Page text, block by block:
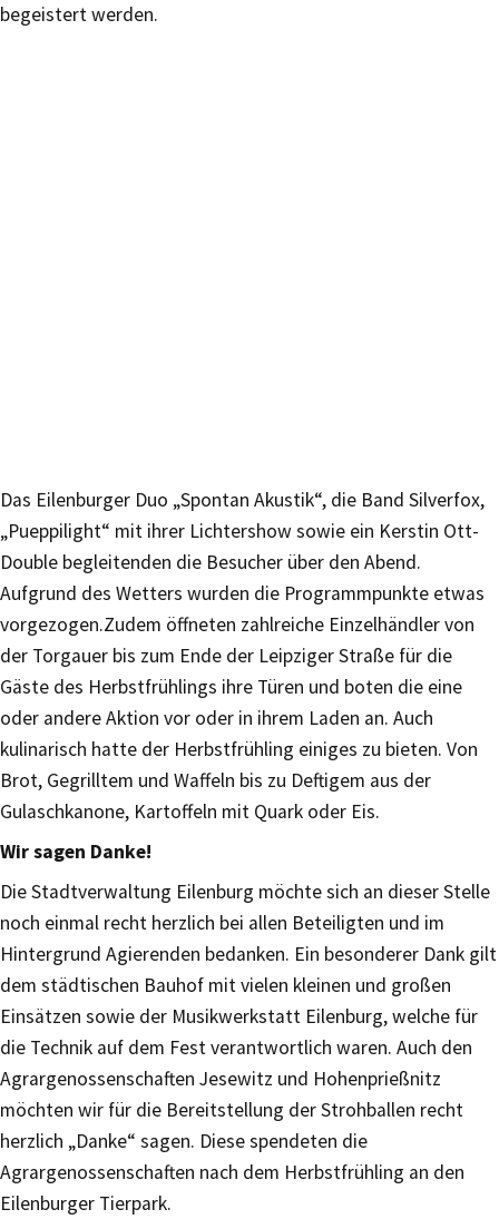
begeistert werden.
Das Eilenburger Duo „Spontan Akustik“, die Band Silverfox,
„Pueppilight“ mit ihrer Lichtershow sowie ein Kerstin Ott-
Double begleitenden die Besucher über den Abend.
Aufgrund des Wetters wurden die Programmpunkte etwas
vorgezogen.Zudem öffneten zahlreiche Einzelhändler von
der Torgauer bis zum Ende der Leipziger Straße für die
Gäste des Herbstfrühlings ihre Türen und boten die eine
oder andere Aktion vor oder in ihrem Laden an. Auch
kulinarisch hatte der Herbstfrühling einiges zu bieten. Von
Brot, Gegrilltem und Waffeln bis zu Deftigem aus der
Gulaschkanone, Kartoffeln mit Quark oder Eis.
Wir sagen Danke!
Die Stadtverwaltung Eilenburg möchte sich an dieser Stelle
noch einmal recht herzlich bei allen Beteiligten und im
Hintergrund Agierenden bedanken. Ein besonderer Dank gilt
dem städtischen Bauhof mit vielen kleinen und großen
Einsätzen sowie der Musikwerkstatt Eilenburg, welche für
die Technik auf dem Fest verantwortlich waren. Auch den
Agrargenossenschaften Jesewitz und Hohenprießnitz
möchten wir für die Bereitstellung der Strohballen recht
herzlich „Danke“ sagen. Diese spendeten die
Agrargenossenschaften nach dem Herbstfrühling an den
Eilenburger Tierpark.